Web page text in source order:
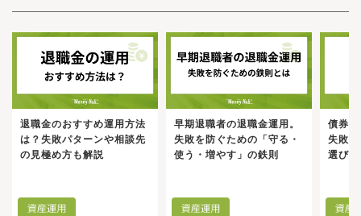
退職金のおすすめ運用方法
は？失敗パターンや相談先
の見極め方も解説
早期退職者の退職金運用。
失敗を防ぐための「守る・
使う・増やす」の鉄則
債券
失敗
選び